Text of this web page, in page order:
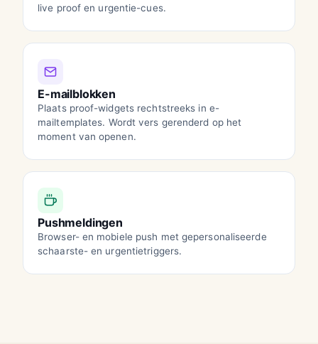
live proof en urgentie-cues.
E-mailblokken
Plaats proof-widgets rechtstreeks in e-
mailtemplates. Wordt vers gerenderd op het
moment van openen.
Pushmeldingen
Browser- en mobiele push met gepersonaliseerde
schaarste- en urgentietriggers.